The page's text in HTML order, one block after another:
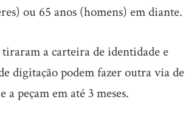
ou 65 anos (homens) em diante.
a carteira de identidade e
digitação podem fazer outra via de
a peçam em até 3 meses.